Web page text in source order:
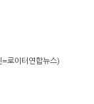
로이터연합뉴스)